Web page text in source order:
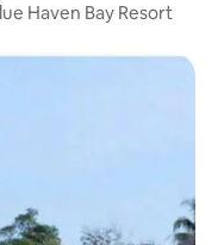
Haven Bay Resort